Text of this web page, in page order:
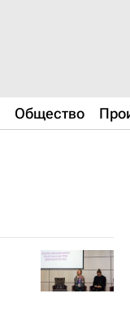
Общество